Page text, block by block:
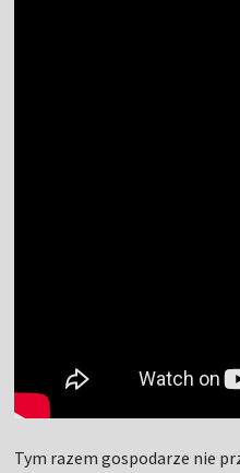
Tym razem gospodarze nie